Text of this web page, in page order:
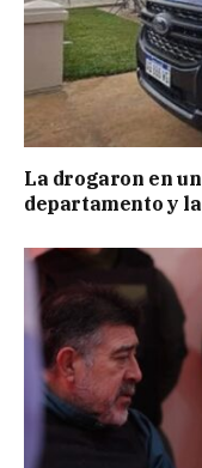
La drogaron en
departamento y